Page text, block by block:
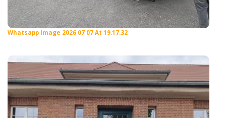
Whatsapp Image 2026 07 07 At 19.17.32